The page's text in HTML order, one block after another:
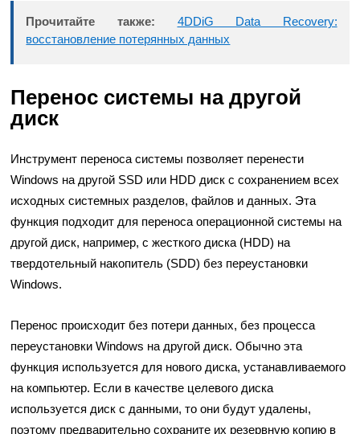
Прочитайте также:
4DDiG Data Recovery:
восстановление потерянных данных
Перенос системы на другой
диск
Инструмент переноса системы позволяет перенести
Windows на другой SSD или HDD диск с сохранением всех
исходных системных разделов, файлов и данных. Эта
функция подходит для переноса операционной системы на
другой диск, например, с жесткого диска (HDD) на
твердотельный накопитель (SDD) без переустановки
Windows.
Перенос происходит без потери данных, без процесса
переустановки Windows на другой диск. Обычно эта
функция используется для нового диска, устанавливаемого
на компьютер. Если в качестве целевого диска
используется диск с данными, то они будут удалены,
поэтому предварительно сохраните их резервную копию в